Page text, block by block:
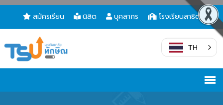
สมัครเรียน นิสิต บุคลากร โรงเรียนสาธิต
TH